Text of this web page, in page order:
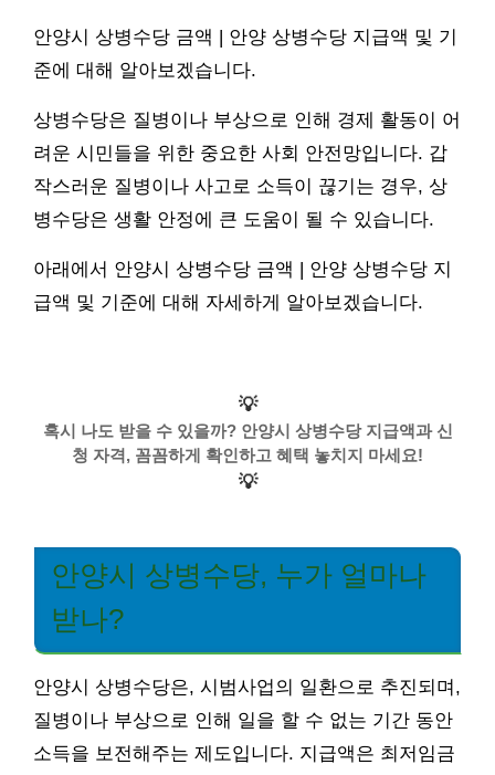
안양시 상병수당 금액 | 안양 상병수당 지급액 및 기
준에 대해 알아보겠습니다.
상병수당은 질병이나 부상으로 인해 경제 활동이 어
려운 시민들을 위한 중요한 사회 안전망입니다. 갑
작스러운 질병이나 사고로 소득이 끊기는 경우, 상
병수당은 생활 안정에 큰 도움이 될 수 있습니다.
아래에서 안양시 상병수당 금액 | 안양 상병수당 지
급액 및 기준에 대해 자세하게 알아보겠습니다.
💡
혹시 나도 받을 수 있을까? 안양시 상병수당 지급액과 신
청 자격, 꼼꼼하게 확인하고 혜택 놓치지 마세요!
💡
안양시 상병수당, 누가 얼마나
받나?
안양시 상병수당은, 시범사업의 일환으로 추진되며,
질병이나 부상으로 인해 일을 할 수 없는 기간 동안
소득을 보전해주는 제도입니다. 지급액은 최저임금